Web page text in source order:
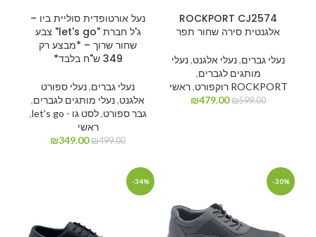
ROCKPORT CJ2574
אלגנטית סירה שחור תפר
נעלי גברים,נעלי אלגנט,נעלי
מותגים לגברים,
ROCKPORT רוקפורט
,ראשי
₪599.00
₪479.00
נעל אורטופדית סוליית ביו –
ג'ל חברת "let's go" צבע
שחור שרוך – *מבצע רק
349 ש"ח בלבד*
נעלי גברים,נעלי ספורט
אלגנט,נעלי מותגים לגברים,
גבר ספורט,לסט גו - let's go
,
ראשי
₪499.00
₪349.00
-30%
-34%